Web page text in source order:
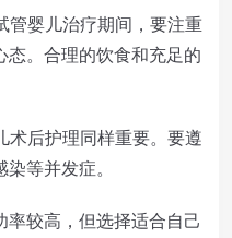
婴儿治疗期间，要注重
。合理的饮食和充足的
后护理同样重要。要遵
等并发症。
较高，但选择适合自己